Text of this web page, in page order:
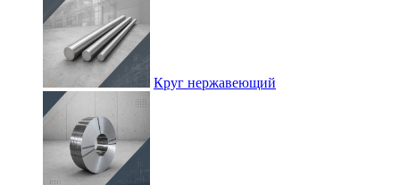
Круг нержавеющий